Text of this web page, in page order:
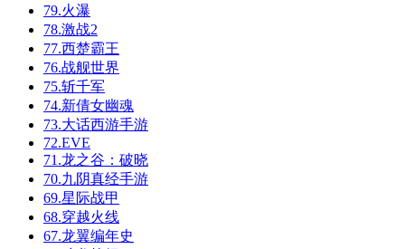
79.火瀑
78.激战2
77.西楚霸王
76.战舰世界
75.斩千军
74.新倩女幽魂
73.大话西游手游
72.EVE
71.龙之谷：破晓
70.九阴真经手游
69.星际战甲
68.穿越火线
67.龙翼编年史